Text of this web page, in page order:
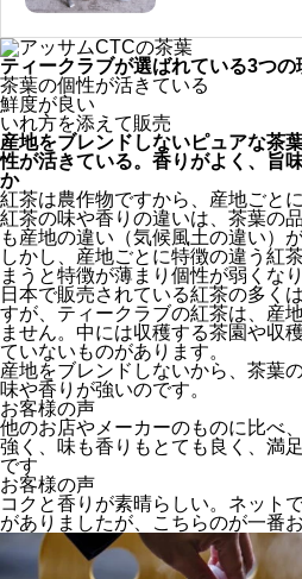
は
5
,
円
で
し
た
。
ティークラブが選ばれている3つの
茶葉の個性が活きている
鮮度が良い
いれ方を添えて販売
産地をブレンドしないピュアな茶
性が活きている。香りがよく、旨
か
紅茶は農作物ですから、産地ごと
紅茶の味や香りの違いは、茶葉の
も産地の違い（気候風土の違い）
しかし、産地ごとに特徴の違う紅
まうと特徴が薄まり個性が弱くなり
日本で販売されている紅茶の多く
すが、ティークラブの紅茶は、産
ません。中には収穫する茶園や収
ていないものがあります。
産地をブレンドしないから、茶葉
味や香りが強いのです。
お客様の声
他のお店やメーカーのものに比べ
強く、味も香りもとても良く、満
です
お客様の声
コクと香りが素晴らしい。ネット
がありましたが、こちらのが一番